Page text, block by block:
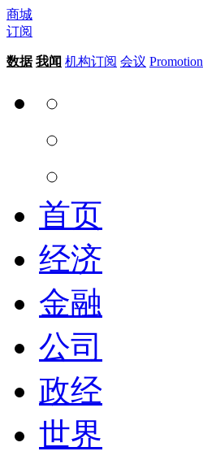
商城
订阅
数据 我闻 机构订阅 会议 Promotion
首页
经济
金融
公司
政经
世界